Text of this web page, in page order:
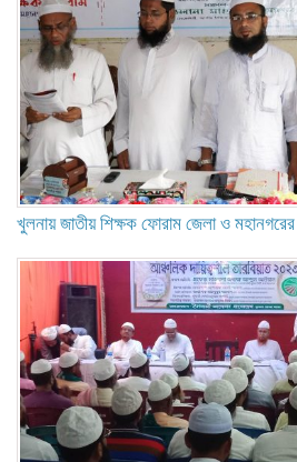
খুলনায় জাতীয় শিক্ষক ফোরাম জেলা ও মহানগরের